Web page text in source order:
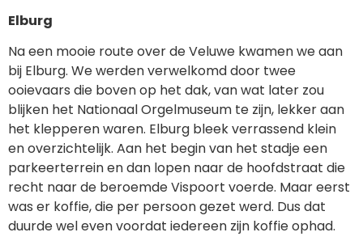
Elburg
Na een mooie route over de Veluwe kwamen we aan
bij Elburg. We werden verwelkomd door twee
ooievaars die boven op het dak, van wat later zou
blijken het Nationaal Orgelmuseum te zijn, lekker aan
het klepperen waren. Elburg bleek verrassend klein
en overzichtelijk. Aan het begin van het stadje een
parkeerterrein en dan lopen naar de hoofdstraat die
recht naar de beroemde Vispoort voerde. Maar eerst
was er koffie, die per persoon gezet werd. Dus dat
duurde wel even voordat iedereen zijn koffie ophad.